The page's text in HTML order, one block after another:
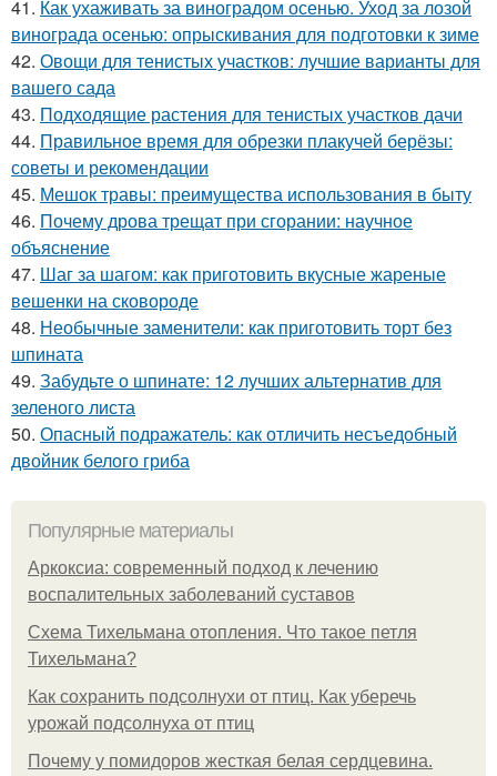
41. Как ухаживать за виноградом осенью. Уход за лозой
винограда осенью: опрыскивания для подготовки к зиме
42. Овощи для тенистых участков: лучшие варианты для
вашего сада
43. Подходящие растения для тенистых участков дачи
44. Правильное время для обрезки плакучей берёзы:
советы и рекомендации
45. Мешок травы: преимущества использования в быту
46. Почему дрова трещат при сгорании: научное
объяснение
47. Шаг за шагом: как приготовить вкусные жареные
вешенки на сковороде
48. Необычные заменители: как приготовить торт без
шпината
49. Забудьте о шпинате: 12 лучших альтернатив для
зеленого листа
50. Опасный подражатель: как отличить несъедобный
двойник белого гриба
Популярные материалы
Аркоксиа: современный подход к лечению
воспалительных заболеваний суставов
Схема Тихельмана отопления. Что такое петля
Тихельмана?
Как сохранить подсолнухи от птиц. Как уберечь
урожай подсолнуха от птиц
Почему у помидоров жесткая белая сердцевина.